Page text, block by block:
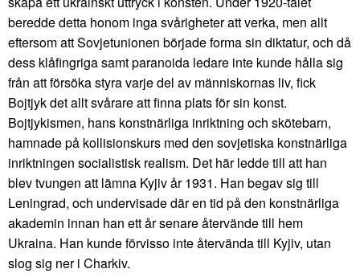
beredde detta honom inga svårigheter att verka, men allt
eftersom att Sovjetunionen började forma sin diktatur, och då
dess klåfingriga samt paranoida ledare inte kunde hålla sig
från att försöka styra varje del av människornas liv, fick
Bojtjyk det allt svårare att finna plats för sin konst.
Bojtjykismen, hans konstnärliga inriktning och skötebarn,
hamnade på kollisionskurs med den sovjetiska konstnärliga
inriktningen socialistisk realism. Det här ledde till att han
blev tvungen att lämna Kyjiv år 1931. Han begav sig till
Leningrad, och undervisade där en tid på den konstnärliga
akademin innan han ett år senare återvände till hem
Ukraina. Han kunde förvisso inte återvända till Kyjiv, utan
slog sig ner i Charkiv.